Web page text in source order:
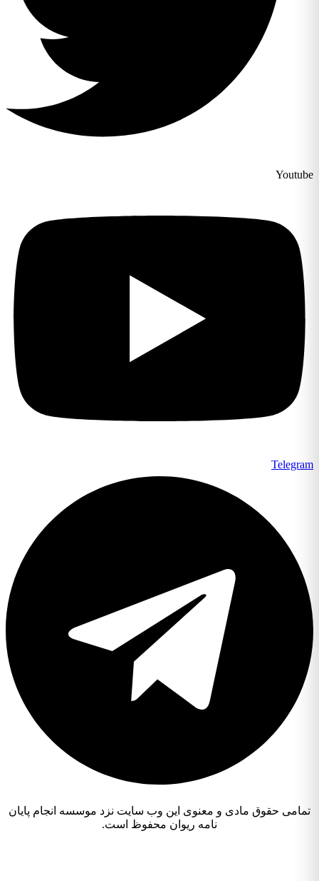
Youtube
Telegram
تمامی حقوق مادی و معنوی این وب سایت نزد موسسه انجام پایان
نامه ریوان محفوظ است.